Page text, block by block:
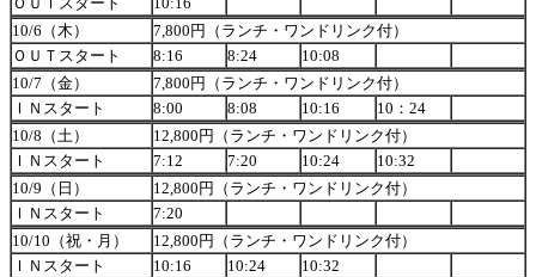
10/6 （木） 7,800円（ランチ・ワンドリンク付）
ＯＵＴスタート
8:16 8:24
10:08
10/7 （金） 7,800円（ランチ・ワンドリンク付）
ＩＮスタート
8:00 8:08 10:16 10 ： 24
10/8 （土） 12,800円（ランチ・ワンドリンク付）
ＩＮスタート
7:12 7:20 10:24
10:32
10/9 （日） 12,800円（ランチ・ワンドリンク付）
ＩＮスタート
7:20
10/10 （祝・月） 12,800円（ランチ・ワンドリンク付）
ＩＮスタート
10:16 10:24
10:32